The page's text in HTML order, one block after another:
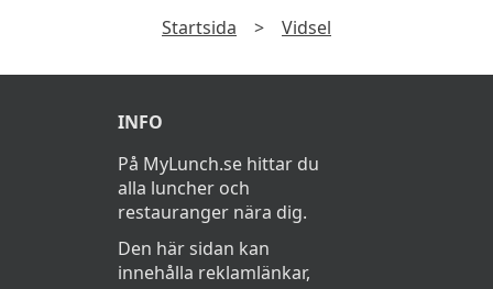
Startsida > Vidsel
INFO
På MyLunch.se hittar du
alla luncher och
restauranger nära dig.
Den här sidan kan
innehålla reklamlänkar,